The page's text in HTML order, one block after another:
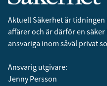
Aktuell Säkerhet är
affärer och är därför en
ansvariga inom såväl privat
Ansvarig utgivare:
Jenny Persson